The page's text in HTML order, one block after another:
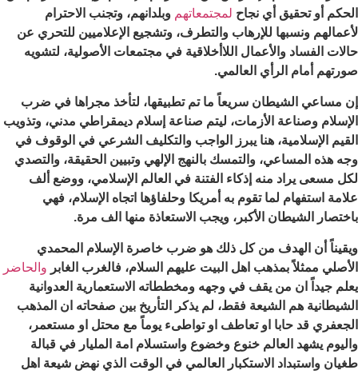
الحكم أو تحقيق أي نجاح لمجتمعاتهم وبلدانهم، وتجنب الاحترام
لأعمالهم ونسبها للإرهاب والتطرف، وتشجيع الإعلاميين للتحري عن
حالات الفساد والأعمال اللاأخلاقية في مجتمعات الأصولية، لتشويه
صورتهم أمام الرأي العالمي.
إن مساعي الشيطان سريعاً ما تم تطبيقها، لتأخذ مجراها في ضرب
الإسلام وصناعة الأزمات، ليتم صناعة إسلام ديمقراطي مدني، وتذويب
القيم الإسلامية، هنا يبرز الواجب والتكليف الشرعي في الوقوف في
وجه هذه المساعي، والتمسك بالنهج الإلهي وتبيين الحقيقة، والتصدي
لكل مسعى يراد منه إذكاء الفتنة في العالم الإسلامي، ووضع ألف
علامة استفهام لما تقوم به أمريكا وحلفاؤها اتجاه الإسلام، فهي
باختصار الشيطان الأكبر، ويجب الاستعاذة منها الف مرة.
ويقيناً أن الهدف من كل ذلك هو ضرب خاصرة الإسلام المحمدي
الأصلي ممثلاً بمذهب اهل البيت عليهم السلام، فالغرب الغابر والحاضر
يعلم جيداً ان من يقف في وجهه ومخططاته الاستعمارية العدوانية
الشيطانية هم الشيعة فقط، لم يذكر التأريخ بين صفحاته ان المذهب
الجعفري قد حابا او تعاطف او تواطىء يوماً مع محتل او مستعمر،
واليوم يشهد العالم خنوع وخضوع واستسلام امة المليار في قبالة
طغيان واستبداد الاستكبار العالمي في الوقت الذي نهض شيعة اهل